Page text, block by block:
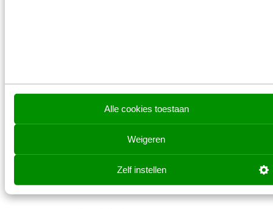
Alle cookies toestaan
Weigeren
Zelf instellen
Tickets
Prijzen zijn exclusief btw